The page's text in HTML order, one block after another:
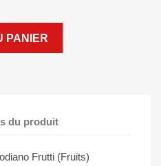
PANIER
du produit
Frutti (Fruits)